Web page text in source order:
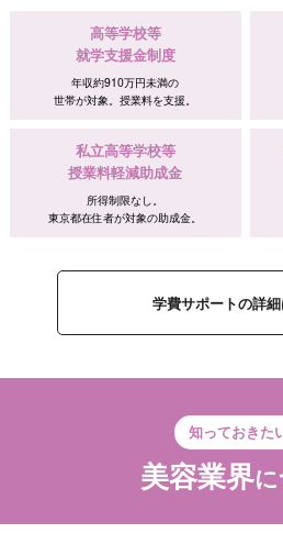
高等学校等
就学支援金制度
年収約910万円未満の
世帯が対象。授業料を支援。
私立高等学校等
授業料軽減助成金
所得制限なし。
東京都在住者が対象の助成金。
学費サポートの詳
知っておきた
美容業界